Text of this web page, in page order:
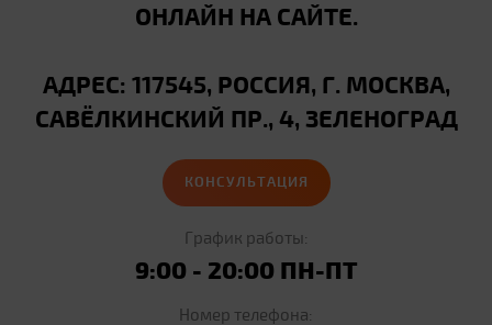
ОНЛАЙН НА САЙТЕ.
АДРЕС: 117545, РОССИЯ, Г. МОСКВА,
САВЁЛКИНСКИЙ ПР., 4, ЗЕЛЕНОГРАД
КОНСУЛЬТАЦИЯ
График работы:
9:00 - 20:00 ПН-ПТ
Номер телефона: